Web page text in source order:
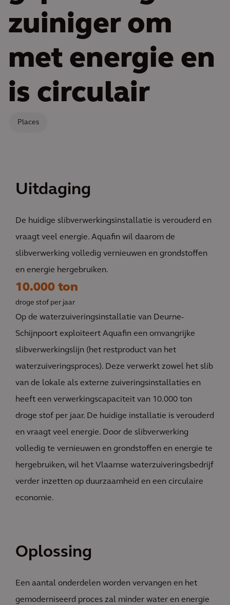
zuiniger om
met energie en
is circulair
Places
Uitdaging
De huidige slibverwerkingsinstallatie is verouderd en
vraagt veel energie. Aquafin wil daarom de
slibverwerking volledig vernieuwen en grondstoffen
en energie hergebruiken.
10.000 ton
droge stof per jaar
Op de waterzuiveringsinstallatie van Deurne-
Schijnpoort exploiteert Aquafin een omvangrijke
slibverwerkingslijn (het restproduct van het
waterzuiveringsproces). Deze verwerkt zowel het slib
van de lokale als externe zuiveringsinstallaties en
heeft een verwerkingscapaciteit van 10.000 ton
droge stof per jaar. De huidige installatie is verouderd
en vraagt veel energie. Door de slibverwerking
volledig te vernieuwen en grondstoffen en energie te
hergebruiken, wil het Vlaamse waterzuiveringsbedrijf
verder inzetten op duurzaamheid en een circulaire
economie.
Oplossing
Een aantal onderdelen worden vervangen en het
gemoderniseerd proces zal minder water en energie